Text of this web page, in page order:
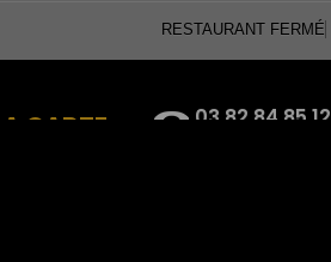
RESTAURANT
CARTE
03.82.84.85.12